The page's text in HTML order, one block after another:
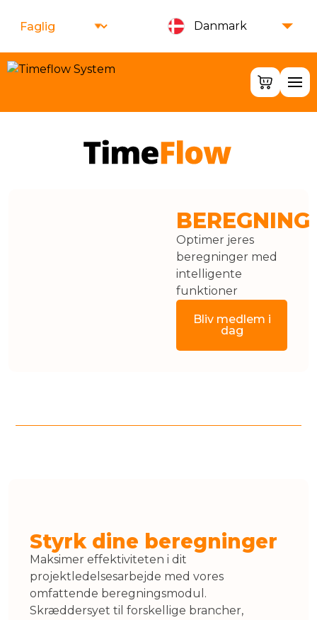
Danmark
Timeflow System
Medlemskab
MFB - Maskiner, Køretøjer,
BEREGNING
Optimer jeres
beregninger med
intelligente
funktioner
Bliv medlem i
dag
Styrk dine beregninger
Maksimer effektiviteten i dit
projektledelsesarbejde med vores
omfattende beregningsmodul.
Skræddersyet til forskellige brancher,